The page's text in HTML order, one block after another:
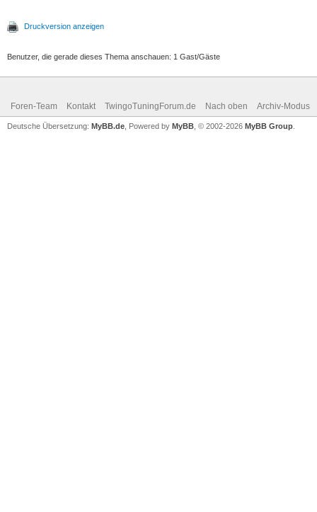
Druckversion anzeigen
Benutzer, die gerade dieses Thema anschauen: 1 Gast/Gäste
Foren-Team Kontakt TwingoTuningForum.de Nach oben Archiv-Modus
Deutsche Übersetzung: MyBB.de , Powered by MyBB , © 2002-2026 MyBB Group